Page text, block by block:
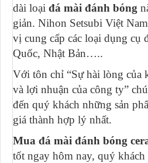
dài loại đá mài đánh bóng
giản. Nihon Setsubi Việt
vị cung cấp các loại dụng cụ
Quốc, Nhật Bản…..
Với tôn chỉ “Sự hài lòng của
và lợi nhuận của công ty”
đến quý khách những sản
giá thành hợp lý nhất.
Mua đá mài đánh bóng
tốt ngay hôm nay, quý